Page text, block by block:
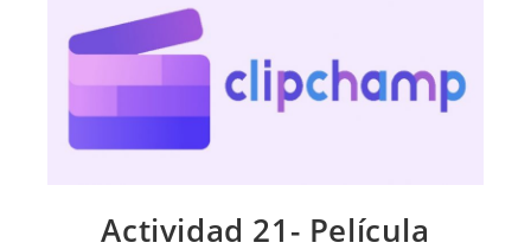
Actividad 21- Película